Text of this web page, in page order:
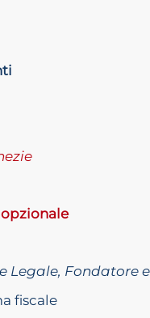
Legale, Fondatore
fiscale